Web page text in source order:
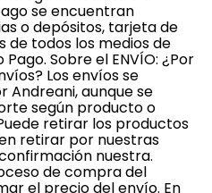
se encuentran
o depósitos, tarjeta de
todos los medios de
Sobre el ENVÍO: ¿Por
Los envíos se
Andreani, aunque se
según producto o
retirar los productos
retirar por nuestras
nuestra.
de compra del
el precio del envío. En